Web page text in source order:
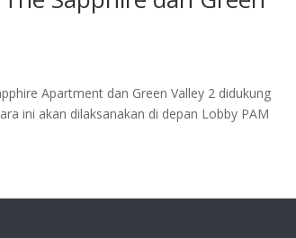
Apartment dan Green Valley 2 didukung
ini akan dilaksanakan di depan Lobby PAM